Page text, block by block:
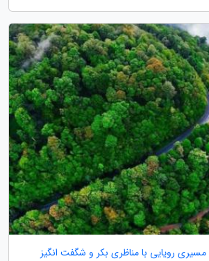
مسیری رویایی با مناظری بکر و شگفت انگیز